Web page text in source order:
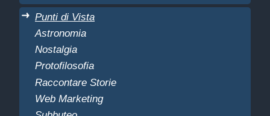
Punti di Vista
Astronomia
Nostalgia
Protofilosofia
Raccontare Storie
Web Marketing